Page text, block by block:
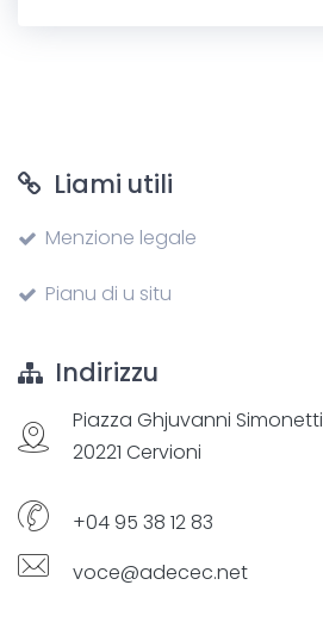
Liami utili
Menzione legale
Pianu di u situ
Indirizzu
Piazza Ghjuvanni Simonetti
20221 Cervioni
+04 95 38 12 83
voce@adecec.net